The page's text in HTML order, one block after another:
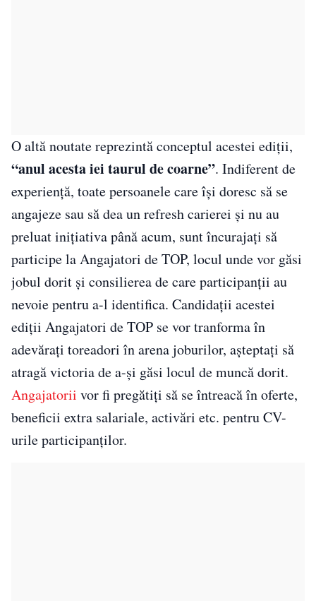
O altă noutate reprezintă conceptul acestei ediții,
“anul acesta iei taurul de coarne”. Indiferent de
experiență, toate persoanele care își doresc să se
angajeze sau să dea un refresh carierei și nu au
preluat inițiativa până acum, sunt încurajați să
participe la Angajatori de TOP, locul unde vor găsi
jobul dorit și consilierea de care participanții au
nevoie pentru a-l identifica. Candidații acestei
ediții Angajatori de TOP se vor tranforma în
adevărați toreadori în arena joburilor, așteptați să
atragă victoria de a-și găsi locul de muncă dorit.
Angajatorii vor fi pregătiți să se întreacă în oferte,
beneficii extra salariale, activări etc. pentru CV-
urile participanților.